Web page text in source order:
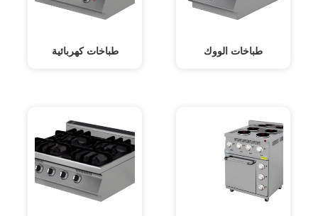
طباخات الووك طباخات كهربائية